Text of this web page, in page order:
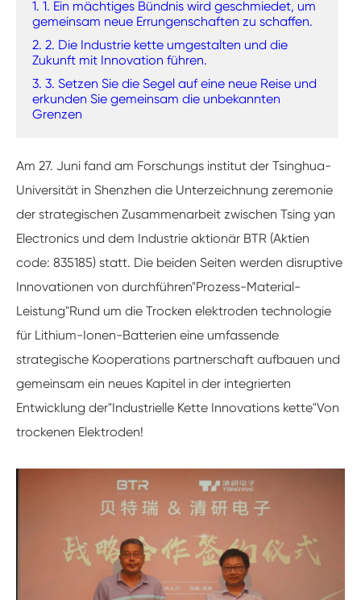
1. 1. Ein mächtiges Bündnis wird geschmiedet, um
gemeinsam neue Errungenschaften zu schaffen.
2. 2. Die Industrie kette umgestalten und die
Zukunft mit Innovation führen.
3. 3. Setzen Sie die Segel auf eine neue Reise und
erkunden Sie gemeinsam die unbekannten
Grenzen
Am 27. Juni fand am Forschungs institut der Tsinghua-
Universität in Shenzhen die Unterzeichnung zeremonie
der strategischen Zusammenarbeit zwischen Tsing yan
Electronics und dem Industrie aktionär BTR (Aktien
code: 835185) statt. Die beiden Seiten werden disruptive
Innovationen von durchführen"Prozess-Material-
Leistung"Rund um die Trocken elektroden technologie
für Lithium-Ionen-Batterien eine umfassende
strategische Kooperations partnerschaft aufbauen und
gemeinsam ein neues Kapitel in der integrierten
Entwicklung der"Industrielle Kette Innovations kette"Von
trockenen Elektroden!